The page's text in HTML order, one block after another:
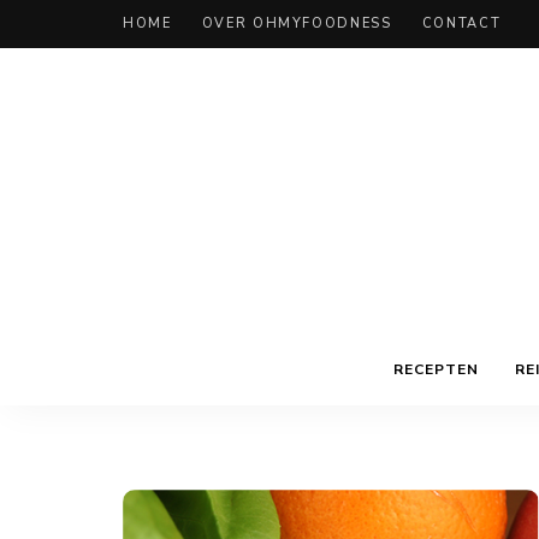
HOME OVER OHMYFOODNESS CONTACT
RECEPTEN